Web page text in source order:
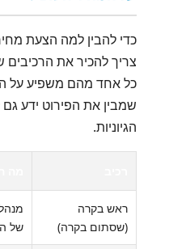
כדי להבין למה הצעת
צריך להכיר את
כל אחד מהם משפיע על
שמבין את הפירוט ידע
הגיוניות.
ראש בקרה
(שסתום בקרה)
של